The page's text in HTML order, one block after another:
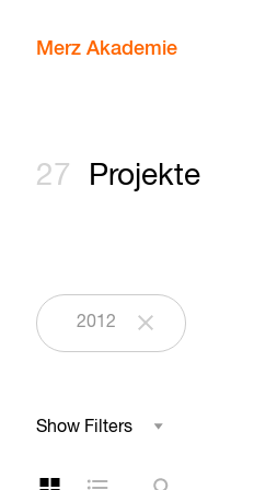
Merz Akademie
27 Projekte
2012
Show Filters